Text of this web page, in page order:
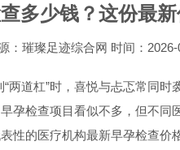
多少钱？这份最
：璀璨足迹综合网 时间：2026-
两道杠”时，喜悦与忐忑常同
孕检查项目看似不多，但不
性的医疗机构最新早孕检查价